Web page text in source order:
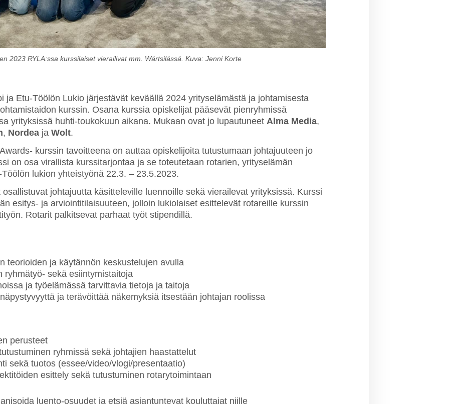
2023 RYLA:ssa kurssilaiset vierailivat mm. Wärtsilässä. Kuva: Jenni Korte
ja Etu-Töölön Lukio järjestävät keväällä 2024 yrityselämästä ja johtamisesta
kurssin. Osana kurssia opiskelijat pääsevät pienryhmissä
yrityksissä huhti-toukokuun aikana. Mukaan ovat jo lupautuneetAlma Media,
, Nordea jaWolt.
kurssin tavoitteena on auttaa opiskelijoita tutustumaan johtajuuteen jo
on osa virallista kurssitarjontaa ja se toteutetaan rotarien, yrityselämän
lukion yhteistyönä 22.3. – 23.5.2023.
johtajuutta käsitteleville luennoille sekä vierailevat yrityksissä. Kurssi
esitys- ja arviointitilaisuuteen, jolloin lukiolaiset esittelevät rotareille kurssin
Rotarit palkitsevat parhaat työt stipendillä.
teorioiden ja käytännön keskustelujen avulla
ryhmätyö- sekä esiintymistaitoja
ja työelämässä tarvittavia tietoja ja taitoja
ja terävöittää näkemyksiä itsestään johtajan roolissa
perusteet
ryhmissä sekä johtajien haastattelut
sekä tuotos (essee/video/vlogi/presentaatio)
esittely sekä tutustuminen rotarytoimintaan
luento-osuudet ja etsiä asiantuntevat kouluttajat niille